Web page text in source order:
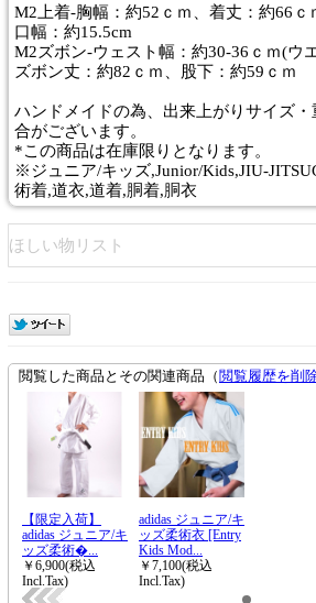
M2上着-胸幅：約52ｃｍ、着丈：約66ｃ
口幅：約15.5cm
M2ズボン-ウェスト幅：約30-36ｃｍ(ウ
ズボン丈：約82ｃｍ、股下：約59ｃｍ
ハンドメイドの為、出来上がりサイズ
合がございます。
*この商品は在庫限りとなります。
※ジュニア/キッズ,Junior/Kids,JIU-
術着,道衣,道着,胴着,胴衣
ほしい物リスト